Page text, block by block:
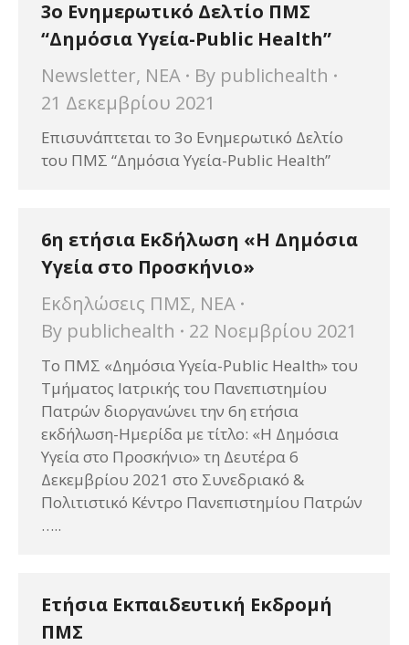
3o Ενημερωτικό Δελτίο ΠΜΣ
“Δημόσια Υγεία-Public Health”
Newsletter, ΝΕΑ By publichealth
21 Δεκεμβρίου 2021
Επισυνάπτεται το 3ο Ενημερωτικό Δελτίο
του ΠΜΣ “Δημόσια Υγεία-Public Health”
6η ετήσια Εκδήλωση «Η Δημόσια
Υγεία στο Προσκήνιο»
Εκδηλώσεις ΠΜΣ, ΝΕΑ
By publichealth 22 Νοεμβρίου 2021
Το ΠΜΣ «Δημόσια Υγεία-Public Health» του
Τμήματος Ιατρικής του Πανεπιστημίου
Πατρών διοργανώνει την 6η ετήσια
εκδήλωση-Hμερίδα με τίτλο: «Η Δημόσια
Υγεία στο Προσκήνιο» τη Δευτέρα 6
Δεκεμβρίου 2021 στο Συνεδριακό &
Πολιτιστικό Κέντρο Πανεπιστημίου Πατρών
…..
Ετήσια Εκπαιδευτική Εκδρομή
ΠΜΣ